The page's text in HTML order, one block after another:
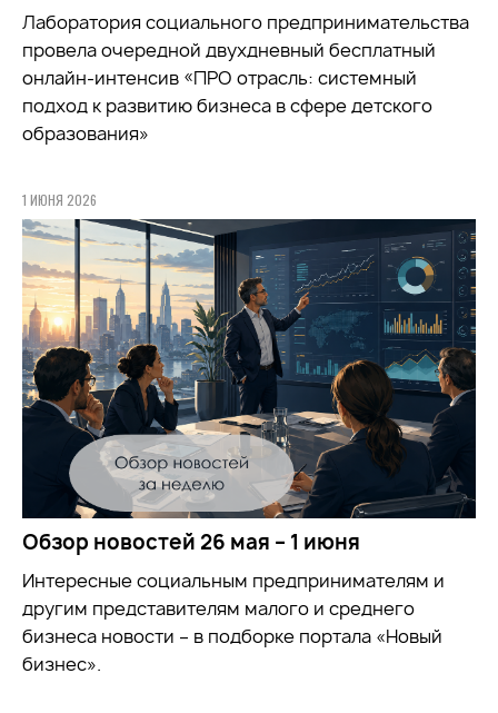
Лаборатория социального предпринимательства
провела очередной двухдневный бесплатный
онлайн-интенсив «ПРО отрасль: системный
подход к развитию бизнеса в сфере детского
образования»
1 ИЮНЯ 2026
Обзор новостей 26 мая – 1 июня
Интересные социальным предпринимателям и
другим представителям малого и среднего
бизнеса новости – в подборке портала «Новый
бизнес».